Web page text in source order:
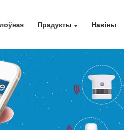
Прадукты Навіны